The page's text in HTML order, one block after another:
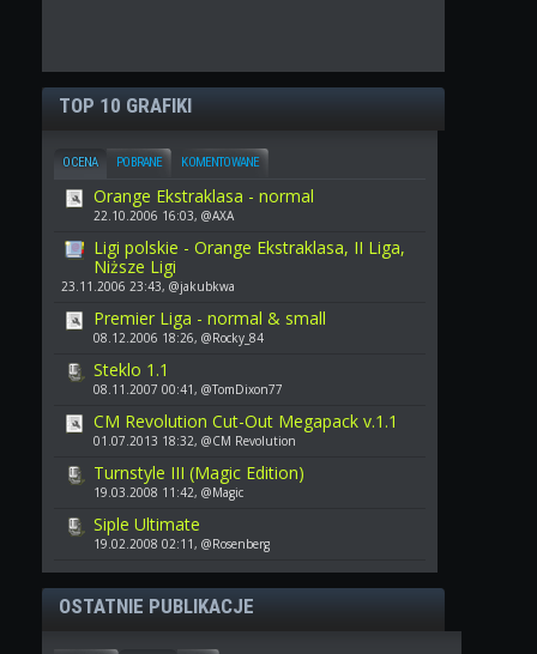
TOP 10 GRAFIKI
OCENA POBRANE KOMENTOWANE
Orange Ekstraklasa - normal
22.10.2006 16:03, @AXA
Ligi polskie - Orange Ekstraklasa, II Liga,
Niższe Ligi
23.11.2006 23:43, @jakubkwa
Premier Liga - normal & small
08.12.2006 18:26, @Rocky_84
Steklo 1.1
08.11.2007 00:41, @TomDixon77
CM Revolution Cut-Out Megapack v.1.1
01.07.2013 18:32, @CM Revolution
Turnstyle III (Magic Edition)
19.03.2008 11:42, @Magic
Siple Ultimate
19.02.2008 02:11, @Rosenberg
OSTATNIE PUBLIKACJE